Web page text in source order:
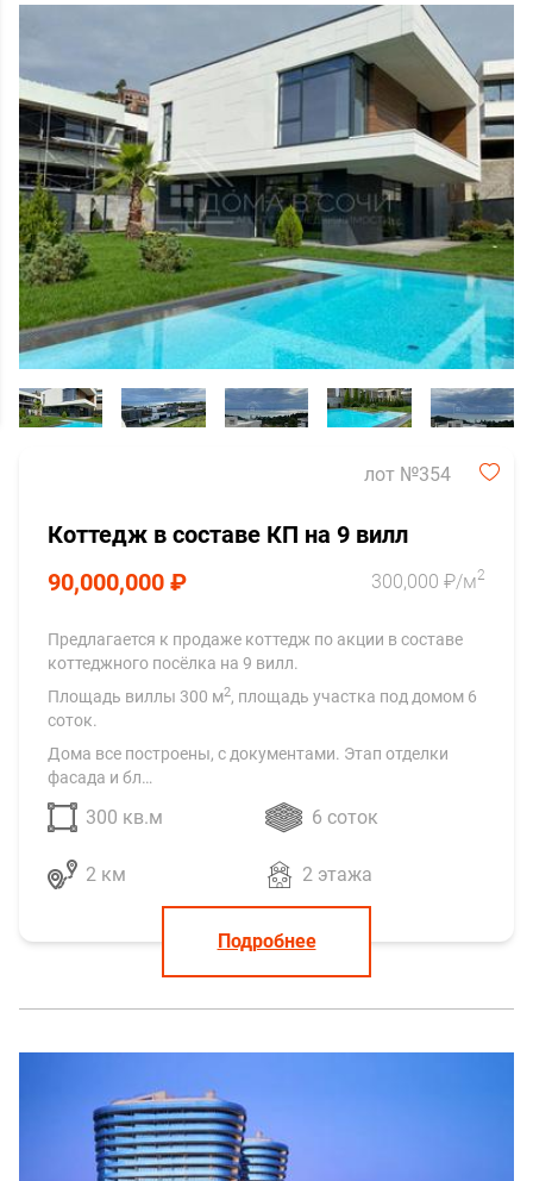
лот №354
Коттедж в составе КП на 9 вилл
90,000,000 ₽
300,000 ₽/м2
Предлагается к продаже коттедж по акции в составе
коттеджного посёлка на 9 вилл.
Площадь виллы 300 м2, площадь участка под домом 6
соток.
Дома все построены, с документами. Этап отделки
фасада и бл…
300 кв.м 6 соток
2 км 2 этажа
Подробнее